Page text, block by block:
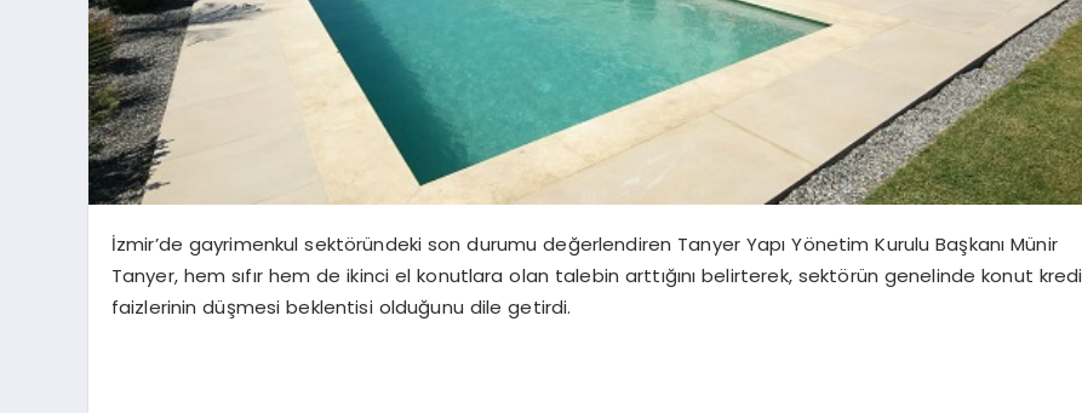
İzmir’de gayrimenkul sektöründeki son durumu değerlendiren Tanyer Yapı Yönetim Kurulu Başkanı Münir
Tanyer, hem sıfır hem de ikinci el konutlara olan talebin arttığını belirterek, sektörün genelinde konut kredi
faizlerinin düşmesi beklentisi olduğunu dile getirdi.